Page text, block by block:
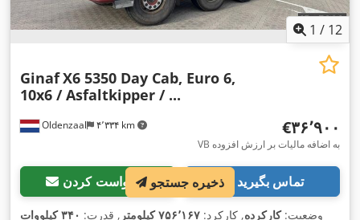
1 / 12
Oldenzaal ۴٬۳۳۴ km
GinafX6 5350 Day Cab, Euro 6,
10x6 / Asfaltkipper / ...
‎€۳۶٬۹۰۰
VB به اضافه مالیات بر ارزش افزوده
درخواست کردن تماس بگیرید
وضعیت:کارکرده, کارکرد: ۷۵۶٬۱۶۷ کیلومتر , قدرت: ۳۴۰ کیلووات
ذخیره جستجو